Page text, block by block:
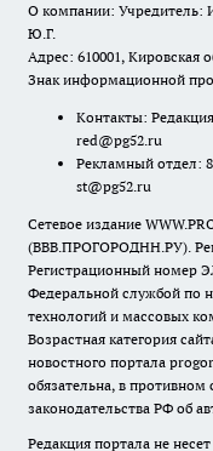
О компании: Учредитель:
Ю.Г.
Адрес: 610001, Кировская
Знак информационной
Контакты:
red@pg52.ru
Рекламный отдел:
st@pg52.ru
Сетевое издание
(ВВВ.ПРОГОРОДНН.РУ).
Регистрационный номер
Федеральной службой по
технологий и массовых
Возрастная категория
новостного портала
обязательна, в противном
законодательства РФ об
Редакция портала не